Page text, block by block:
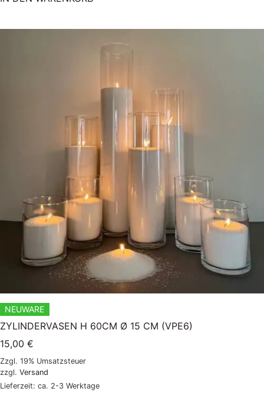
NEUWARE
ZYLINDERVASEN H 60CM Ø 15 CM (VPE6)
15,00 €
Zzgl. 19% Umsatzsteuer
zzgl. Versand
Lieferzeit: ca. 2-3 Werktage